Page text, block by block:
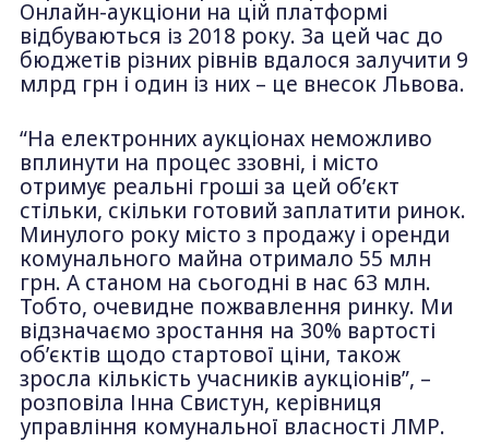
Онлайн-аукціони на цій платформі
відбуваються із 2018 року. За цей час до
бюджетів різних рівнів вдалося залучити 9
млрд грн і один із них – це внесок Львова.
“На електронних аукціонах неможливо
вплинути на процес ззовні, і місто
отримує реальні гроші за цей об’єкт
стільки, скільки готовий заплатити ринок.
Минулого року місто з продажу і оренди
комунального майна отримало 55 млн
грн. А станом на сьогодні в нас 63 млн.
Тобто, очевидне пожвавлення ринку. Ми
відзначаємо зростання на 30% вартості
об’єктів щодо стартової ціни, також
зросла кількість учасників аукціонів”, –
розповіла Інна Свистун, керівниця
управління комунальної власності ЛМР.